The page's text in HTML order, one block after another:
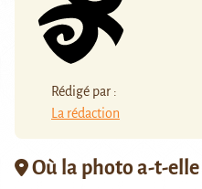
Rédigé par :
La rédaction
Où la photo a-t-elle